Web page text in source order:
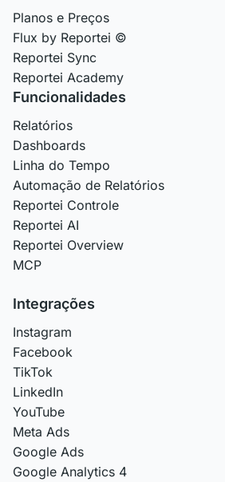
Planos e Preços
Flux by Reportei ©
Reportei Sync
Reportei Academy
Funcionalidades
Relatórios
Dashboards
Linha do Tempo
Automação de Relatórios
Reportei Controle
Reportei AI
Reportei Overview
MCP
Integrações
Instagram
Facebook
TikTok
LinkedIn
YouTube
Meta Ads
Google Ads
Google Analytics 4